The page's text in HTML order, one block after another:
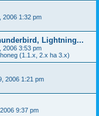
2006 1:32 pm
Lightning...
2006 3:53 pm
(1.1.x, 2.x ha 3.x)
2006 1:21 pm
9:37 pm